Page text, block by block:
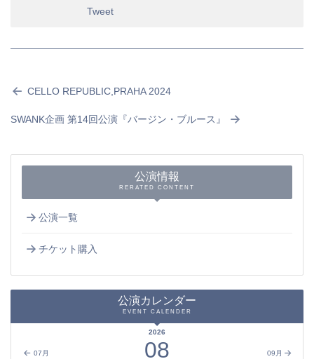
Tweet
CELLO REPUBLIC,PRAHA 2024
SWANK企画 第14回公演『バージン・ブルース』
公演情報
RERATED CONTENT
公演一覧
チケット購入
公演カレンダー
EVENT CALENDER
07月 09月
2026
08